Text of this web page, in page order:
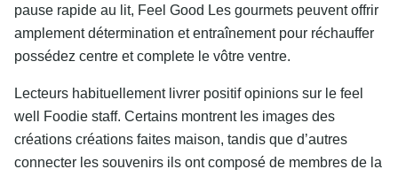
pause rapide au lit, Feel Good Les gourmets peuvent offrir
amplement détermination et entraînement pour réchauffer
possédez centre et complete le vôtre ventre.
Lecteurs habituellement livrer positif opinions sur le feel
well Foodie staff. Certains montrent les images des
créations créations faites maison, tandis que d’autres
connecter les souvenirs ils ont composé de membres de la